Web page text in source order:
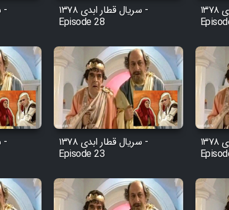
سریال قطار ابدی ۱۳۷۸ -
Episode 28
سریال قطار ابدی ۱۳۷۸ -
سریال قطار ابدی ۱۳۷۸ -
Episode 23
سریال قطار ابدی ۱۳۷۸ -